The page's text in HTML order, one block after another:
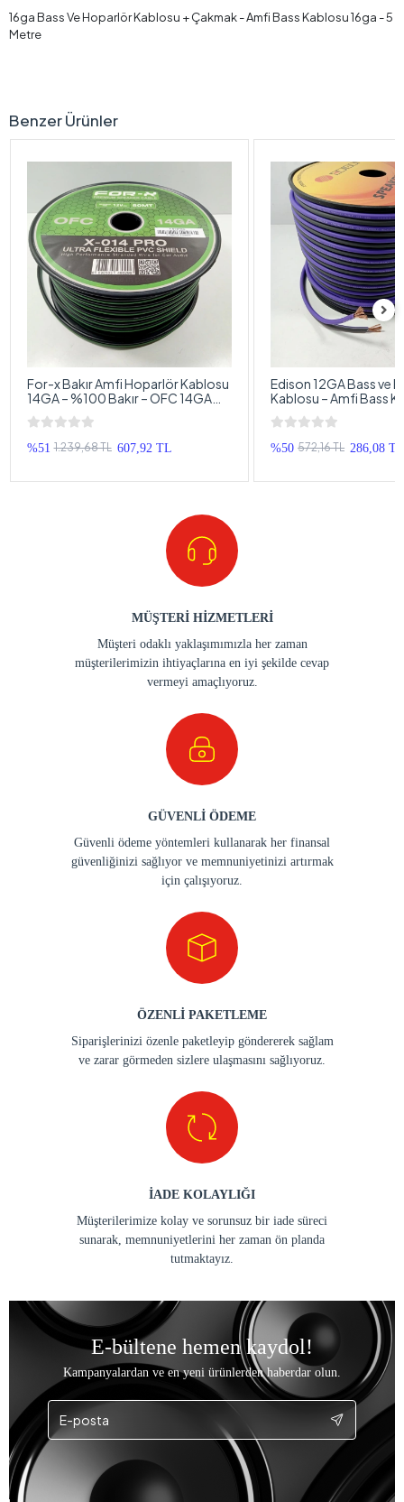
16ga Bass Ve Hoparlör Kablosu + Çakmak - Amfi Bass Kablosu 16ga - 5
Metre
Benzer Ürünler
For-x Bakır Amfi Hoparlör Kablosu
14GA – %100 Bakır – OFC 14GA
Anfi Bass Kablosu – 5 Metre
%51 1.239,68 TL 607,92 TL
Edison 12GA Bass ve
Kablosu – Amfi Bass
– 5 Metre
%50 572,16 TL 286,08
MÜŞTERİ HİZMETLERİ
Müşteri odaklı yaklaşımımızla her zaman
müşterilerimizin ihtiyaçlarına en iyi şekilde cevap
vermeyi amaçlıyoruz.
GÜVENLİ ÖDEME
Güvenli ödeme yöntemleri kullanarak her finansal
güvenliğinizi sağlıyor ve memnuniyetinizi artırmak
için çalışıyoruz.
ÖZENLİ PAKETLEME
Siparişlerinizi özenle paketleyip göndererek sağlam
ve zarar görmeden sizlere ulaşmasını sağlıyoruz.
İADE KOLAYLIĞI
Müşterilerimize kolay ve sorunsuz bir iade süreci
sunarak, memnuniyetlerini her zaman ön planda
tutmaktayız.
E-bültene hemen kaydol!
Kampanyalardan ve en yeni ürünlerden haberdar olun.